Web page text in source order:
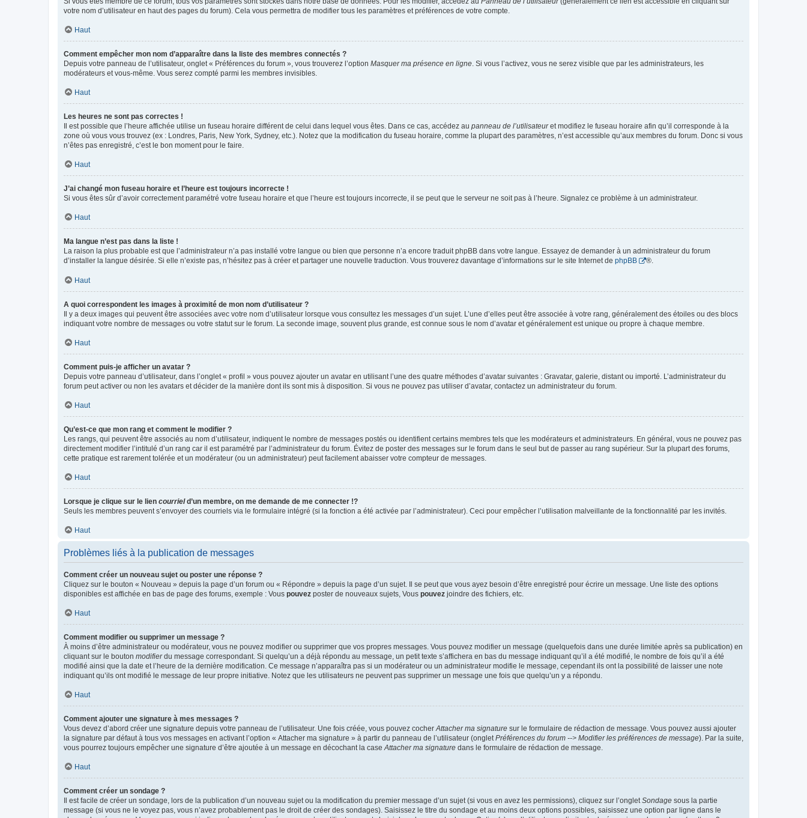
votre nom d’utilisateur en haut des pages du forum). Cela vous permettra de modifier tous les paramètres et préférences de votre compte.
Haut
Comment empêcher mon nom d’apparaître dans la liste des membres connectés ?
Depuis votre panneau de l’utilisateur, onglet « Préférences du forum », vous trouverez l’option Masquer ma présence en ligne. Si vous l’activez, vous ne serez visible que par les administrateurs, les
modérateurs et vous-même. Vous serez compté parmi les membres invisibles.
Haut
Les heures ne sont pas correctes !
Il est possible que l’heure affichée utilise un fuseau horaire différent de celui dans lequel vous êtes. Dans ce cas, accédez au panneau de l’utilisateuret modifiez le fuseau horaire afin qu’il corresponde à la
zone où vous vous trouvez (ex : Londres, Paris, New York, Sydney, etc.). Notez que la modification du fuseau horaire, comme la plupart des paramètres, n’est accessible qu’aux membres du forum. Donc si vous
n’êtes pas enregistré, c’est le bon moment pour le faire.
Haut
J’ai changé mon fuseau horaire et l’heure est toujours incorrecte !
Si vous êtes sûr d’avoir correctement paramétré votre fuseau horaire et que l’heure est toujours incorrecte, il se peut que le serveur ne soit pas à l’heure. Signalez ce problème à un administrateur.
Haut
Ma langue n’est pas dans la liste !
La raison la plus probable est que l’administrateur n’a pas installé votre langue ou bien que personne n’a encore traduit phpBB dans votre langue. Essayez de demander à un administrateur du forum
d’installer la langue désirée. Si elle n’existe pas, n’hésitez pas à créer et partager une nouvelle traduction. Vous trouverez davantage d’informations sur le site Internet de phpBB ®.
Haut
A quoi correspondent les images à proximité de mon nom d’utilisateur ?
Il y a deux images qui peuvent être associées avec votre nom d’utilisateur lorsque vous consultez les messages d’un sujet. L’une d’elles peut être associée à votre rang, généralement des étoiles ou des blocs
indiquant votre nombre de messages ou votre statut sur le forum. La seconde image, souvent plus grande, est connue sous le nom d’avatar et généralement est unique ou propre à chaque membre.
Haut
Comment puis-je afficher un avatar ?
Depuis votre panneau d’utilisateur, dans l’onglet « profil » vous pouvez ajouter un avatar en utilisant l’une des quatre méthodes d’avatar suivantes : Gravatar, galerie, distant ou importé. L’administrateur du
forum peut activer ou non les avatars et décider de la manière dont ils sont mis à disposition. Si vous ne pouvez pas utiliser d’avatar, contactez un administrateur du forum.
Haut
Qu’est-ce que mon rang et comment le modifier ?
Les rangs, qui peuvent être associés au nom d’utilisateur, indiquent le nombre de messages postés ou identifient certains membres tels que les modérateurs et administrateurs. En général, vous ne pouvez pas
directement modifier l’intitulé d’un rang car il est paramétré par l’administrateur du forum. Évitez de poster des messages sur le forum dans le seul but de passer au rang supérieur. Sur la plupart des forums,
cette pratique est rarement tolérée et un modérateur (ou un administrateur) peut facilement abaisser votre compteur de messages.
Haut
Lorsque je clique sur le lien courrield’un membre, on me demande de me connecter !?
Seuls les membres peuvent s’envoyer des courriels via le formulaire intégré (si la fonction a été activée par l’administrateur). Ceci pour empêcher l’utilisation malveillante de la fonctionnalité par les invités.
Haut
Problèmes liés à la publication de messages
Comment créer un nouveau sujet ou poster une réponse ?
Cliquez sur le bouton « Nouveau » depuis la page d’un forum ou « Répondre » depuis la page d’un sujet. Il se peut que vous ayez besoin d’être enregistré pour écrire un message. Une liste des options
disponibles est affichée en bas de page des forums, exemple : Vous pouvez poster de nouveaux sujets, Vous pouvez joindre des fichiers, etc.
Haut
Comment modifier ou supprimer un message ?
À moins d’être administrateur ou modérateur, vous ne pouvez modifier ou supprimer que vos propres messages. Vous pouvez modifier un message (quelquefois dans une durée limitée après sa publication) en
cliquant sur le bouton modifierdu message correspondant. Si quelqu’un a déjà répondu au message, un petit texte s’affichera en bas du message indiquant qu’il a été modifié, le nombre de fois qu’il a été
modifié ainsi que la date et l’heure de la dernière modification. Ce message n’apparaîtra pas si un modérateur ou un administrateur modifie le message, cependant ils ont la possibilité de laisser une note
indiquant qu’ils ont modifié le message de leur propre initiative. Notez que les utilisateurs ne peuvent pas supprimer un message une fois que quelqu’un y a répondu.
Haut
Comment ajouter une signature à mes messages ?
Vous devez d’abord créer une signature depuis votre panneau de l’utilisateur. Une fois créée, vous pouvez cocherAttacher ma signature sur le formulaire de rédaction de message. Vous pouvez aussi ajouter
la signature par défaut à tous vos messages en activant l’option « Attacher ma signature » à partir du panneau de l’utilisateur (ongletPréférences du forum --> Modifier les préférences de message). Par la suite,
vous pourrez toujours empêcher une signature d’être ajoutée à un message en décochant la caseAttacher ma signature dans le formulaire de rédaction de message.
Haut
Comment créer un sondage ?
Il est facile de créer un sondage, lors de la publication d’un nouveau sujet ou la modification du premier message d’un sujet (si vous en avez les permissions), cliquez sur l’ongletSondage sous la partie
message (si vous ne le voyez pas, vous n’avez probablement pas le droit de créer des sondages). Saisissez le titre du sondage et au moins deux options possibles, saisissez une option par ligne dans le